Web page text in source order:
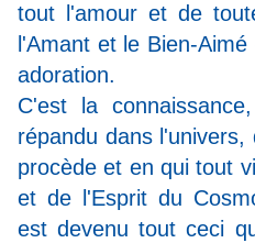
tout l'amour et de
l'Amant et le Bien-
adoration.
C'est la
répandu dans
procède et en qui tout
et de l'Esprit du
est devenu tout ceci